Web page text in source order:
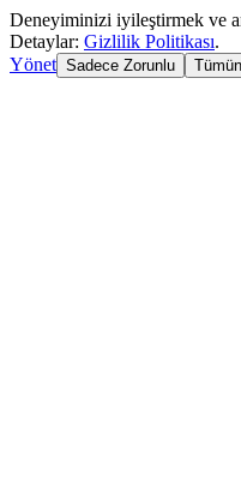
Deneyiminizi iyileştirmek ve
Detaylar: Gizlilik Politikası.
Yönet Sadece Zorunlu